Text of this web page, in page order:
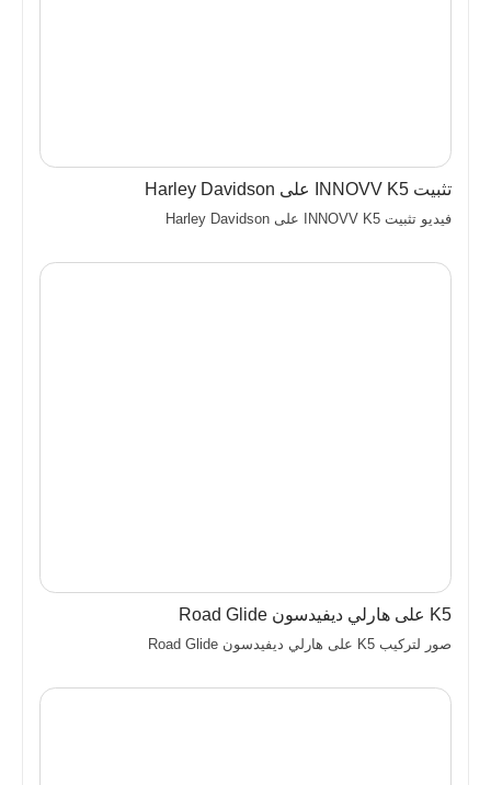
تثبيت INNOVV K5 على Harley Davidson
فيديو تثبيت INNOVV K5 على Harley Davidson
K5 على هارلي ديفيدسون Road Glide
صور لتركيب K5 على هارلي ديفيدسون Road Glide